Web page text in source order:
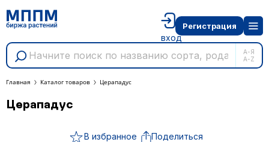
А-Я
A-Z
вход
Регистрация
Главная Каталог товаров Церападус
Церападус
В избранное Поделиться